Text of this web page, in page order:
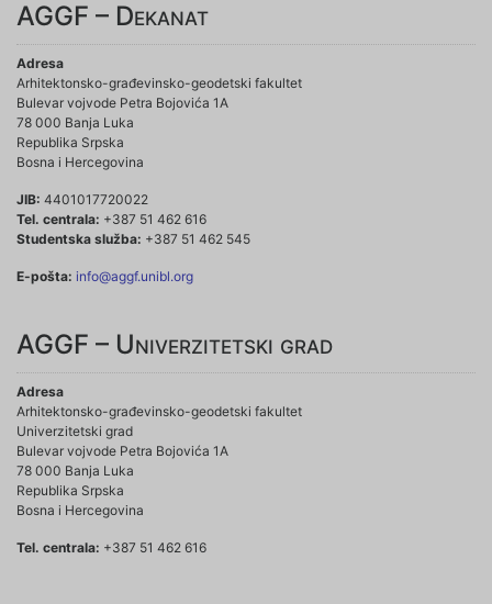
AGGF – Dekanat
Adresa
Arhitektonsko-građevinsko-geodetski fakultet
Bulevar vojvode Petra Bojovića 1A
78 000 Banja Luka
Republika Srpska
Bosna i Hercegovina
JIB: 4401017720022
Tel. centrala: +387 51 462 616
Studentska služba: +387 51 462 545
E-pošta: info@aggf.unibl.org
AGGF – Univerzitetski grad
Adresa
Arhitektonsko-građevinsko-geodetski fakultet
Univerzitetski grad
Bulevar vojvode Petra Bojovića 1A
78 000 Banja Luka
Republika Srpska
Bosna i Hercegovina
Tel. centrala: +387 51 462 616